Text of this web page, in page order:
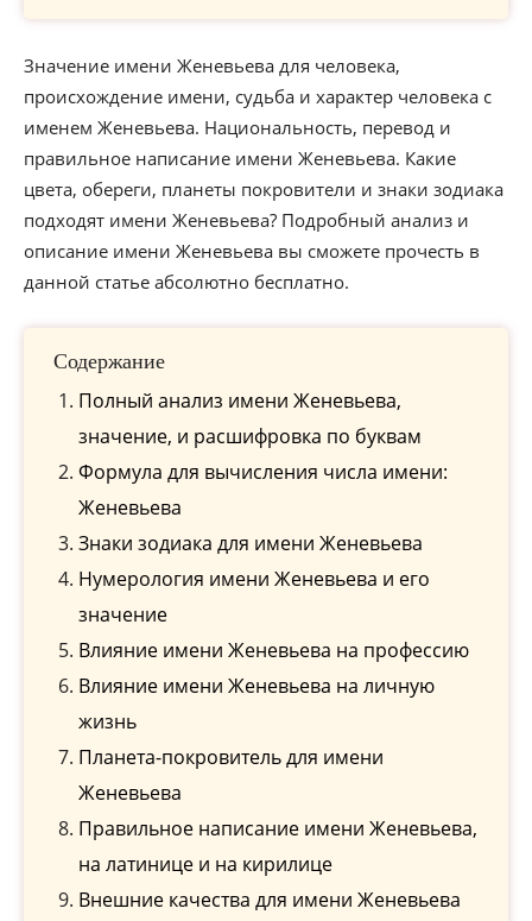
Значение имени Женевьева для человека,
происхождение имени, судьба и характер человека с
именем Женевьева. Национальность, перевод и
правильное написание имени Женевьева. Какие
цвета, обереги, планеты покровители и знаки зодиака
подходят имени Женевьева? Подробный анализ и
описание имени Женевьева вы сможете прочесть в
данной статье абсолютно бесплатно.
Содержание
Полный анализ имени Женевьева,
значение, и расшифровка по буквам
Формула для вычисления числа имени:
Женевьева
Знаки зодиака для имени Женевьева
Нумерология имени Женевьева и его
значение
Влияние имени Женевьева на профессию
Влияние имени Женевьева на личную
жизнь
Планета-покровитель для имени
Женевьева
Правильное написание имени Женевьева,
на латинице и на кирилице
Внешние качества для имени Женевьева